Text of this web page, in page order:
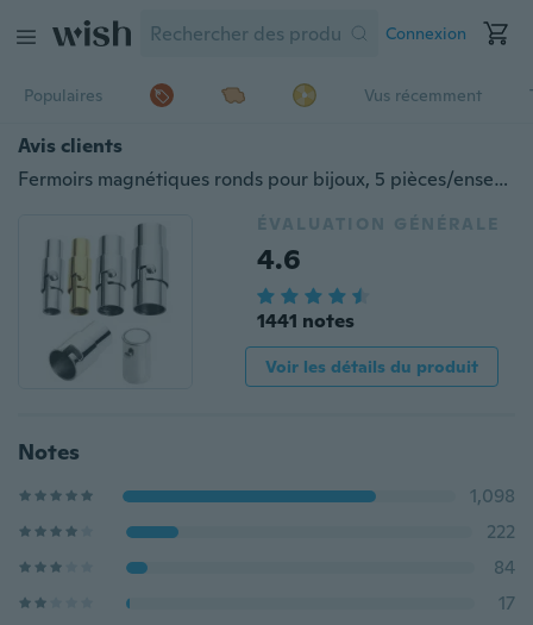
Connexion
Populaires Vus récemment
Avis clients
Fermoirs magnétiques ronds pour bijoux, 5 pièces/ensemble, 3/4/5/6/8mm, fermoirs pour cordon en cuir pour Bracelets, connecteurs de bricolage, accessoires de fabrication de raccords
ÉVALUATION GÉNÉRALE
4.6
1441 notes
Voir les détails du produit
Notes
1,098
222
84
17